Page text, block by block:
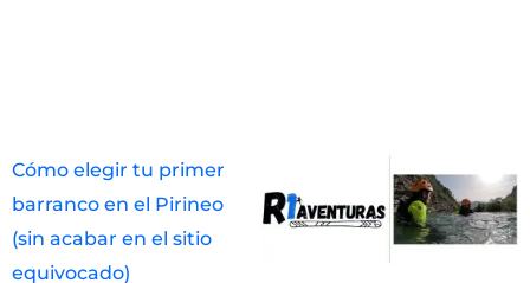
Cómo elegir tu primer
barranco en el Pirineo
(sin acabar en el sitio
equivocado)